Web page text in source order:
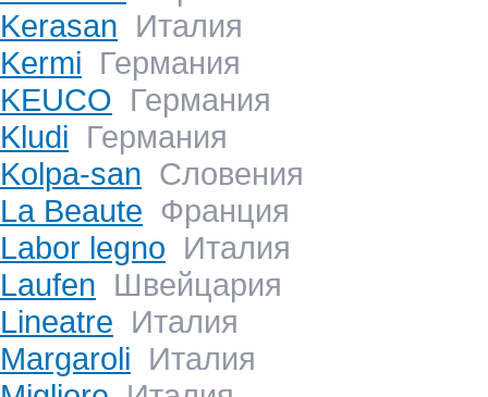
Kerasan Италия
Kermi Германия
KEUCO Германия
Kludi Германия
Kolpa-san Словения
La Beaute Франция
Labor legno Италия
Laufen Швейцария
Lineatre Италия
Margaroli Италия